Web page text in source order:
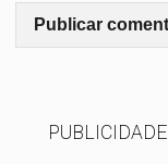
PUBLICIDADE